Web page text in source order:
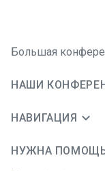
Большая
НАШИ
НАВИГАЦИЯ
НУЖНА